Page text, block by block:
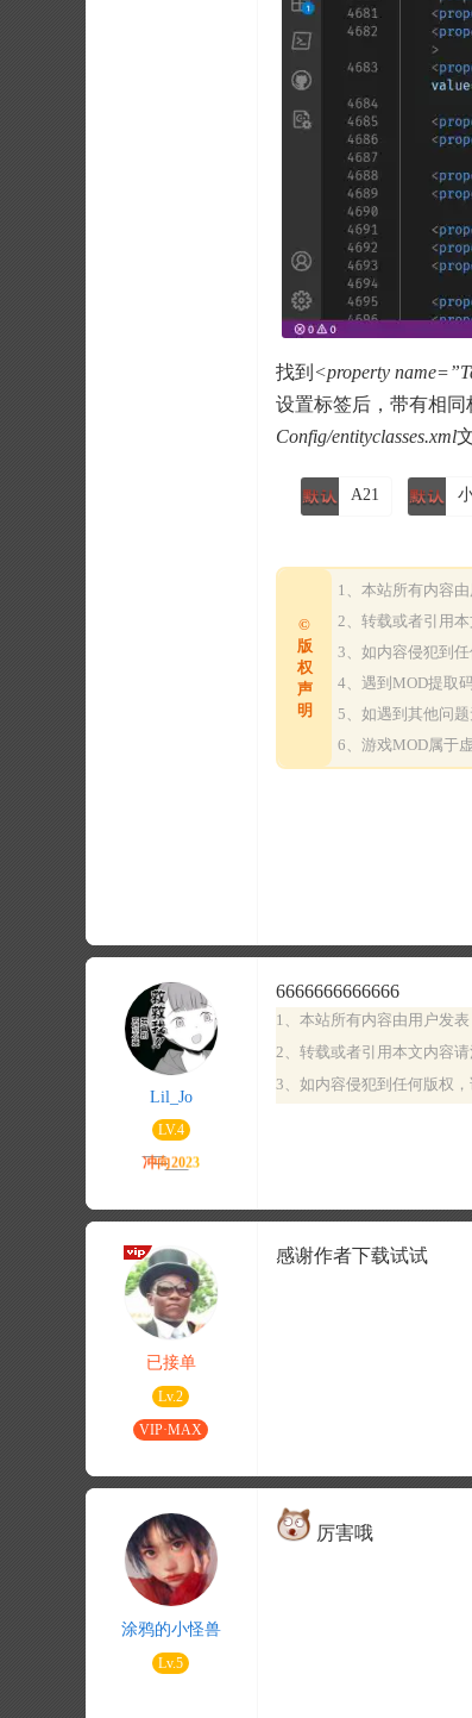
找到 <property
设置标签后，带有相
Config/entityclasses.xml
A21
©
版
权
声
明
1、本站所有内容
2、转载或者引用
3、如内容侵犯到
4、遇到MOD提取
5、如遇到其他问
6、游戏MOD属于
Lil_Jo
LV.4
6666666666666
1、本站所有内容由用户发
2、转载或者引用本文内容请
3、如内容侵犯到任何版权
已接单
Lv.2
VIP·MAX
感谢作者下载试试
涂鸦的小怪兽
Lv.5
厉害哦